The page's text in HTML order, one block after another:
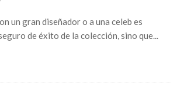
un gran diseñador o a una celeb es
de éxito de la colección, sino que...